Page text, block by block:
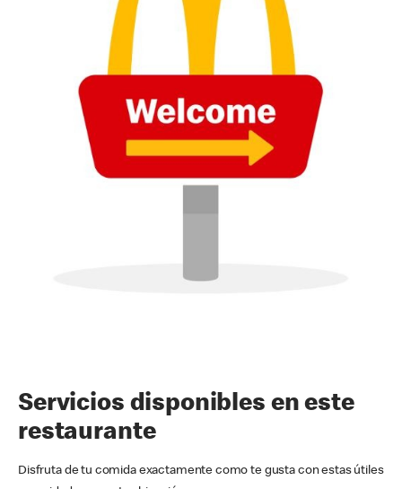
Servicios disponibles en este
restaurante
Disfruta de tu comida exactamente como te gusta con estas útiles